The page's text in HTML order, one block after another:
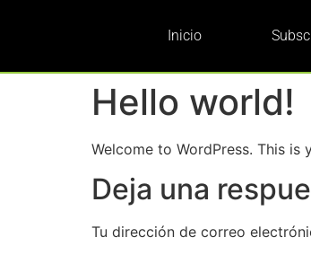
Inicio
Hello world!
Welcome to WordPress. This
Deja una
Tu dirección de correo